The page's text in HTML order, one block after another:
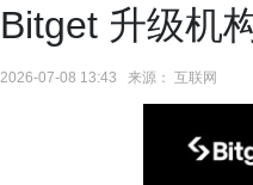
Bitget 升级机
2026-07-08 13:43 来源： 互联网